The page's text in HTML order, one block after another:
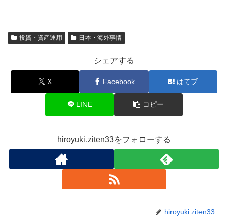
投資・資産運用 日本・海外事情
シェアする
X Facebook はてブ
LINE コピー
hiroyuki.ziten33をフォローする
hiroyuki.ziten33